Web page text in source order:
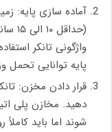
آماده ‌سازی پایه:
واژگونی تانکر
پایه توانایی تحمل
قرار دادن مخزن:
دهید. مخازن پلی‌
‌شوند اما باید